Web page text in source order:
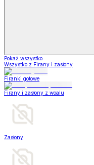
Pokaż wszystko
Wszystko z Firany i zasłony
Firanki gotowe
Firany i zasłony z woalu
Zasłony